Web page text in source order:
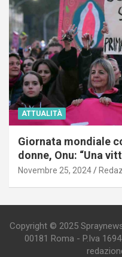
ATTUALITÀ
Giornata mondiale
donne, Onu: “Una
Novembre 25, 2024
Copyright © 2025
00181 Roma - P.Iva